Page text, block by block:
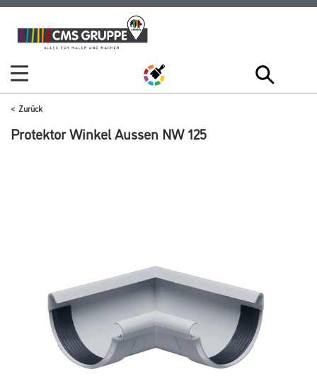
Zum
Inhalt
Zum
Navigationsmenü
Zurück
Protektor Winkel Aussen NW 125